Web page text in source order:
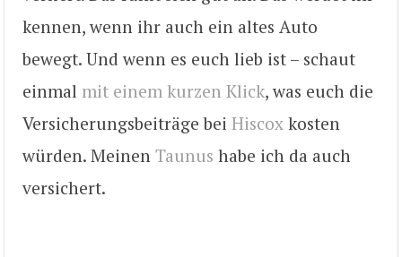
kennen, wenn ihr auch ein altes Auto
bewegt. Und wenn es euch lieb ist – schaut
einmal mit einem kurzen Klick, was euch die
Versicherungsbeiträge bei Hiscox kosten
würden. Meinen Taunus habe ich da auch
versichert.